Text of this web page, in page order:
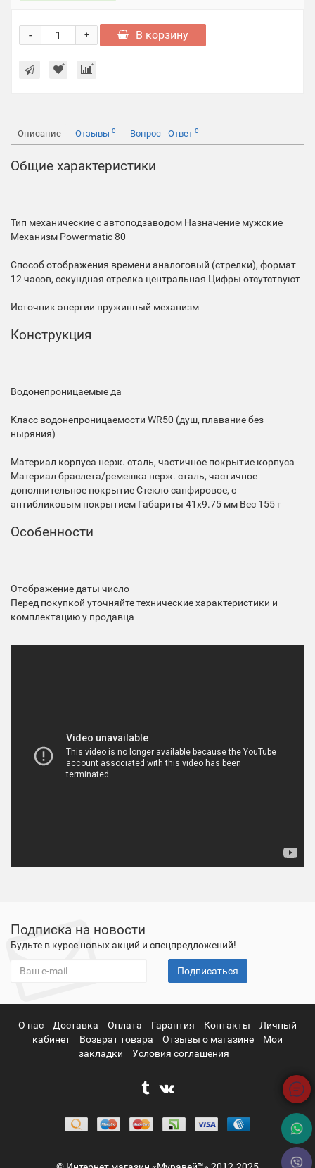
+
- В корзину
Описание Отзывы 0 Вопрос - Ответ 0
Общие характеристики
Тип механические с автоподзаводом Назначение мужские
Механизм Powermatic 80
Способ отображения времени аналоговый (стрелки), формат
12 часов, секундная стрелка центральная Цифры отсутствуют
Источник энергии пружинный механизм
Конструкция
Водонепроницаемые да
Класс водонепроницаемости WR50 (душ, плавание без
ныряния)
Материал корпуса нерж. сталь, частичное покрытие корпуса
Материал браслета/ремешка нерж. сталь, частичное
дополнительное покрытиеСтеклосапфировое, с
антибликовым покрытием Габариты 41x9.75 мм Вес 155 г
Особенности
Отображение даты число
Перед покупкой уточняйте технические характеристики и
комплектацию у продавца
Подписка на новости
Будьте в курсе новых акций и спецпредложений!
Подписаться
О нас Доставка Оплата Гарантия Контакты
Личный
кабинет
Возврат товара Отзывы о магазине
Мои
закладки
Условия соглашения